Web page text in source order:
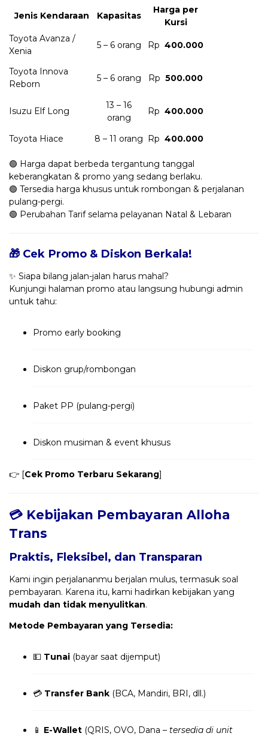
Jenis Kendaraan Kapasitas
Harga per
Kursi
Toyota Avanza /
Xenia
5 – 6 orang Rp 400.000
Toyota Innova
Reborn
5 – 6 orang Rp 500.000
Isuzu Elf Long
13 – 16
orang
Rp 400.000
Toyota Hiace 8 – 11 orang Rp 400.000
🟢 Harga dapat berbeda tergantung tanggal
keberangkatan & promo yang sedang berlaku.
🟢 Tersedia harga khusus untuk rombongan & perjalanan
pulang-pergi.
🟢 Perubahan Tarif selama pelayanan Natal & Lebaran
🎁 Cek Promo & Diskon Berkala!
✨ Siapa bilang jalan-jalan harus mahal?
Kunjungi halaman promo atau langsung hubungi admin
untuk tahu:
Promo early booking
Diskon grup/rombongan
Paket PP (pulang-pergi)
Diskon musiman & event khusus
👉 [Cek Promo Terbaru Sekarang]
💳 Kebijakan Pembayaran Alloha
Trans
Praktis, Fleksibel, dan Transparan
Kami ingin perjalananmu berjalan mulus, termasuk soal
pembayaran. Karena itu, kami hadirkan kebijakan yang
mudah dan tidak menyulitkan.
Metode Pembayaran yang Tersedia:
💵 Tunai (bayar saat dijemput)
💳 Transfer Bank (BCA, Mandiri, BRI, dll.)
📱 E-Wallet (QRIS, OVO, Dana – tersedia di unit